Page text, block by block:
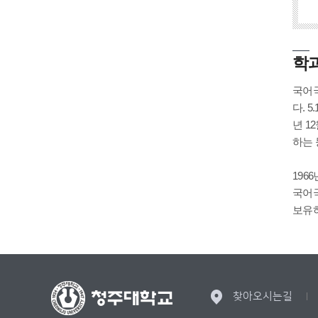
학
국어
다.
년
하는
1966
국어
보유
찾아오시는길